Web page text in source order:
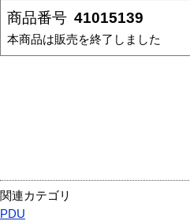
商品番号 41015139
本商品は販売を終了しました
関連カテゴリ
PDU